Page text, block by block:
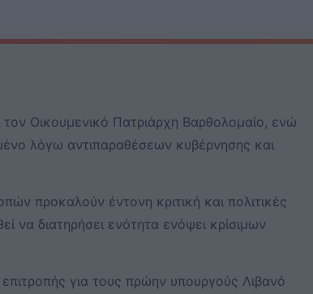
Οικουμενικό Πατριάρχη Βαρθολομαίο, ενώ
λόγω αντιπαραθέσεων κυβέρνησης και
προκαλούν έντονη κριτική και πολιτικές
να διατηρήσει ενότητα ενόψει κρίσιμων
για τους πρώην υπουργούς Λιβανό